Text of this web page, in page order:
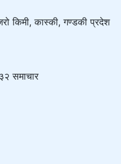
किमी, कास्की, गण्डकी प्रदेश
समाचार